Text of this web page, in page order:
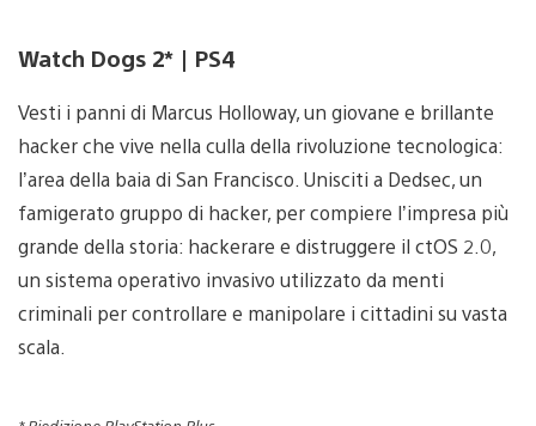
Watch Dogs 2* | PS4
Vesti i panni di Marcus Holloway, un giovane e brillante
hacker che vive nella culla della rivoluzione tecnologica:
l’area della baia di San Francisco. Unisciti a Dedsec, un
famigerato gruppo di hacker, per compiere l’impresa più
grande della storia: hackerare e distruggere il ctOS 2.0,
un sistema operativo invasivo utilizzato da menti
criminali per controllare e manipolare i cittadini su vasta
scala.